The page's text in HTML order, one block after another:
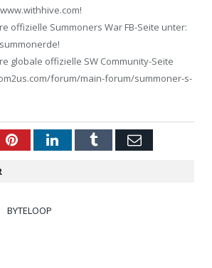
offizielle Summoners War FB-Seite unter:
globale offizielle SW Community-Seite
forum/main-forum/summoner-s-
PinterestLinkedInTumblrEmail
BYTELOOP